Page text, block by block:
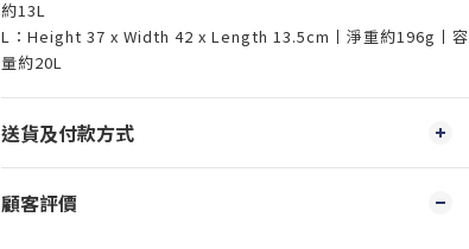
約13L
L：Height 37 x Width 42 x Length 13.5cm丨淨重約196g丨容
量約20L
送貨及付款方式
顧客評價